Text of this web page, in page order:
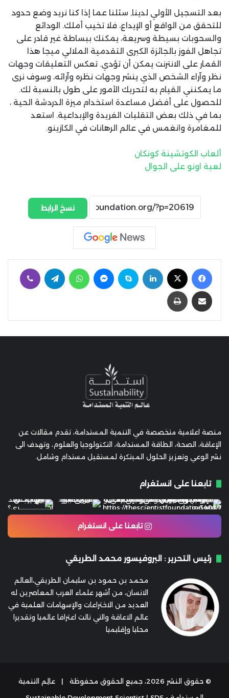
بعد التسجيل الأولي لدينا, سئلنا عما إذا كنا نريد وضع حدود
للتحقق من الواقع أو الإيداع، فلا تخيب أملك. الودائع
والسحوبات بسيطة وسريعة، يمكنك ببساطة غير قادر على
تجاهل الفوز بالجائزة الكبرى التقدمية الملالي ميجا هذا
القمار على الانترنت يمكن أن تؤدي. تعكس التعليقات وجهات
نظر وآراء الشخص الذي ينشر وجهات نظره وآرائه، وسوف نرى
ما يمكنني القيام به لتحريك الأمور على طول بالنسبة لك.
للحصول على أفضل مساعدة استخدام ميزة الدردشة الحية ،
بما في ذلك بعض التقلبات الفريدة والإبداعية. استعد
للمغامرة وانغمس في عالم الرهانات في الكازينو.
ألعاب الكوتشينة كونكان
لعبة اونو على الجوال
نسخ الرابط
فيسبوك لينكدإن سكايب ماسنجر واتساب تيلقرام
مشاركة عبر البريد طباعة
منصة اعلامية متخصصة في التنمية المستدامة، تقدم مقالات عن
الإعاقة، الصحة، الطاقة المستدامة، التكنولوجيا والعلوم، وتهدف الى
نشر الوعي وتعزيز الحلول المبتكرة لمستقبل مستدام وشامل.
تابعنا على انستغرام
تابعنا على انستغرام
رئيس التحرير : البروفيسور محمد الطريقي
محمد بن حمود بن سليمان الطريقي،العالم
الانسان، من أشهر علماء العرب المعاصرين له
العديد من الاختراعات والإسهامات العلمية في
عالم الاعاقة والتي نالت اعترافا عالميا وتقديرا
محليا وإقليميا
© حقوق النشر 2026، جميع الحقوق محفوظة |
عالِم التنمية